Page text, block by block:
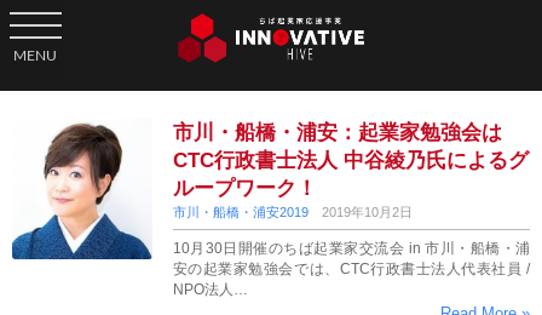
toggle navigation
MENU
市川・船橋・浦安：起業家勉強会は
CTC行政書士法人 中谷綾乃氏によるグ
ループワーク！
市川・船橋・浦安2019 2019年10月2日
10月30日開催のちば起業家交流会 in 市川・船橋・浦
安の起業家勉強会では、CTC行政書士法人代表社員 /
NPO法人…